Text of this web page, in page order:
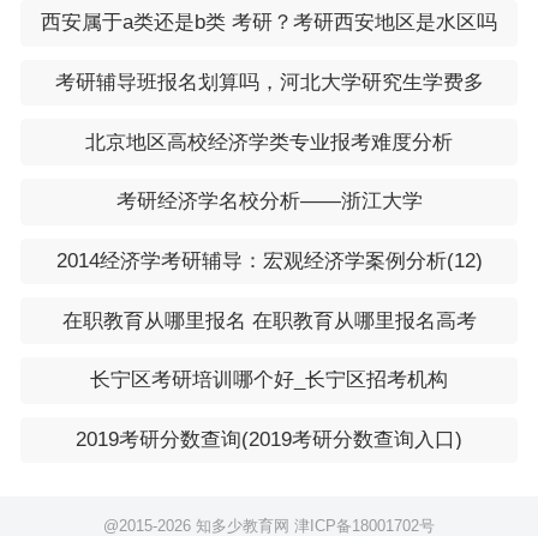
西安属于a类还是b类 考研？考研西安地区是水区吗
考研辅导班报名划算吗，河北大学研究生学费多
北京地区高校经济学类专业报考难度分析
考研经济学名校分析——浙江大学
2014经济学考研辅导：宏观经济学案例分析(12)
在职教育从哪里报名 在职教育从哪里报名高考
长宁区考研培训哪个好_长宁区招考机构
2019考研分数查询(2019考研分数查询入口)
@2015-2026 知多少教育网 津ICP备18001702号